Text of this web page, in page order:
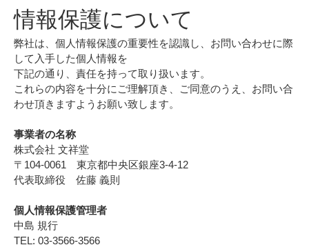
情報保護について
弊社は、個人情報保護の重要性を認識し、お問い合わせに際
して入手した個人情報を
下記の通り、責任を持って取り扱います。
これらの内容を十分にご理解頂き、ご同意のうえ、お問い合
わせ頂きますようお願い致します。
事業者の名称
株式会社 文祥堂
〒104-0061 東京都中央区銀座3-4-12
代表取締役 佐藤 義則
個人情報保護管理者
中島 規行
TEL: 03-3566-3566